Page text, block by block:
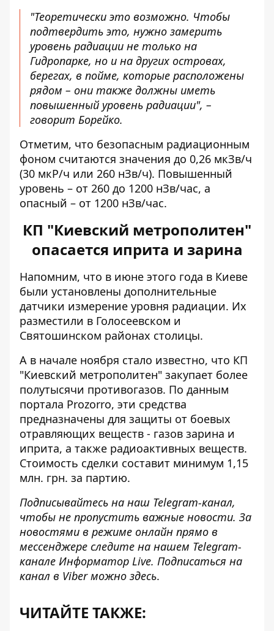
"Теоретически это возможно. Чтобы
подтвердить это, нужно замерить
уровень радиации не только на
Гидропарке, но и на других островах,
берегах, в пойме, которые расположены
рядом – они также должны иметь
повышенный уровень радиации", –
говорит Борейко.
Отметим, что безопасным радиационным
фоном считаются значения до 0,26 мкЗв/ч
(30 мкР/ч или 260 нЗв/ч). Повышенный
уровень – от 260 до 1200 нЗв/час, а
опасный – от 1200 нЗв/час.
КП "Киевский метрополитен"
опасается иприта и зарина
Напомним, что в июне этого года в Киеве
были установлены дополнительные
датчики измерение уровня радиации. Их
разместили в Голосеевском и
Святошинском районах столицы.
А в начале ноября стало известно, что КП
"Киевский метрополитен" закупает более
полутысячи противогазов. По данным
портала Prozorro, эти средства
предназначены для защиты от боевых
отравляющих веществ - газов зарина и
иприта, а также радиоактивных веществ.
Стоимость сделки составит минимум 1,15
млн. грн. за партию.
Подписывайтесь на наш Telegram-канал,
чтобы не пропустить важные новости. За
новостями в режиме онлайн прямо в
мессенджере следите на нашем Telegram-
канале Информатор Live. Подписаться на
канал в Viber можно здесь.
ЧИТАЙТЕ ТАКЖЕ: